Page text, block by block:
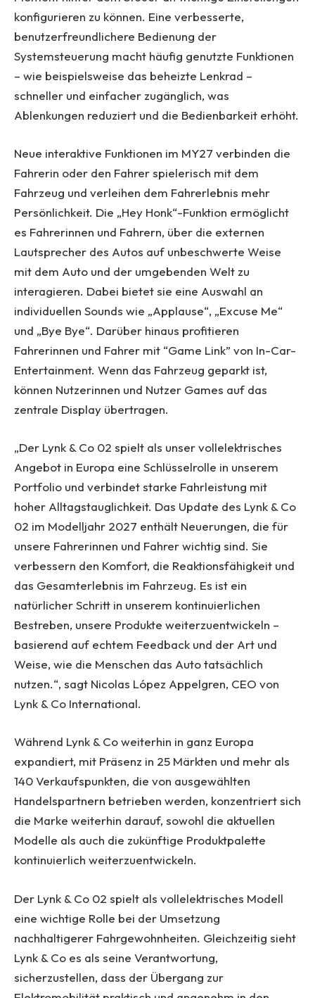
konfigurieren zu können. Eine verbesserte,
benutzerfreundlichere Bedienung der
Systemsteuerung macht häufig genutzte Funktionen
– wie beispielsweise das beheizte Lenkrad –
schneller und einfacher zugänglich, was
Ablenkungen reduziert und die Bedienbarkeit erhöht.
Neue interaktive Funktionen im MY27 verbinden die
Fahrerin oder den Fahrer spielerisch mit dem
Fahrzeug und verleihen dem Fahrerlebnis mehr
Persönlichkeit. Die „Hey Honk“-Funktion ermöglicht
es Fahrerinnen und Fahrern, über die externen
Lautsprecher des Autos auf unbeschwerte Weise
mit dem Auto und der umgebenden Welt zu
interagieren. Dabei bietet sie eine Auswahl an
individuellen Sounds wie „Applause“, „Excuse Me“
und „Bye Bye“. Darüber hinaus profitieren
Fahrerinnen und Fahrer mit “Game Link” von In-Car-
Entertainment. Wenn das Fahrzeug geparkt ist,
können Nutzerinnen und Nutzer Games auf das
zentrale Display übertragen.
„Der Lynk & Co 02 spielt als unser vollelektrisches
Angebot in Europa eine Schlüsselrolle in unserem
Portfolio und verbindet starke Fahrleistung mit
hoher Alltagstauglichkeit. Das Update des Lynk & Co
02 im Modelljahr 2027 enthält Neuerungen, die für
unsere Fahrerinnen und Fahrer wichtig sind. Sie
verbessern den Komfort, die Reaktionsfähigkeit und
das Gesamterlebnis im Fahrzeug. Es ist ein
natürlicher Schritt in unserem kontinuierlichen
Bestreben, unsere Produkte weiterzuentwickeln –
basierend auf echtem Feedback und der Art und
Weise, wie die Menschen das Auto tatsächlich
nutzen.“, sagt Nicolas López Appelgren, CEO von
Lynk & Co International.
Während Lynk & Co weiterhin in ganz Europa
expandiert, mit Präsenz in 25 Märkten und mehr als
140 Verkaufspunkten, die von ausgewählten
Handelspartnern betrieben werden, konzentriert sich
die Marke weiterhin darauf, sowohl die aktuellen
Modelle als auch die zukünftige Produktpalette
kontinuierlich weiterzuentwickeln.
Der Lynk & Co 02 spielt als vollelektrisches Modell
eine wichtige Rolle bei der Umsetzung
nachhaltigerer Fahrgewohnheiten. Gleichzeitig sieht
Lynk & Co es als seine Verantwortung,
sicherzustellen, dass der Übergang zur